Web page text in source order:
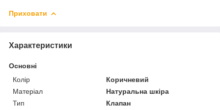
Приховати
Характеристики
Основні
Колір
Коричневий
Матеріал
Натуральна шкіра
Тип
Клапан